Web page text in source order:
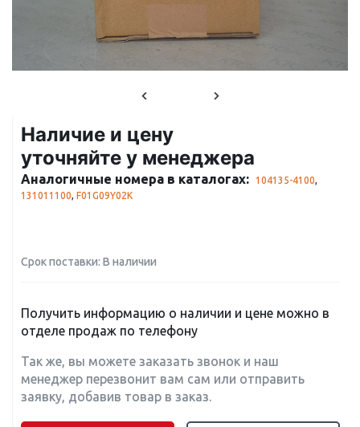
Наличие и цену
уточняйте у менеджера
Аналогичные номера в каталогах: 104135-4100,
131011100, F01G09Y02K
Срок поставки: В наличии
Получить информацию о наличии и цене можно в
отделе продаж по телефону
Так же, вы можете заказать звонок и наш
менеджер перезвонит вам сам или отправить
заявку, добавив товар в заказ.